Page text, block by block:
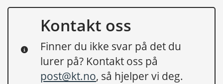
Kontakt oss
Finner du ikke svar på det du
lurer på? Kontakt oss på
post@kt.no, så hjelper vi deg.